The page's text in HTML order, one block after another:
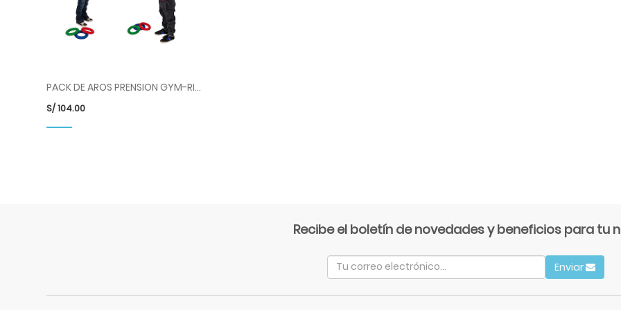
PACK DE AROS PRENSION GYM-RING 18 CM DIAM X 4 PZS COD 80.93 LDP
S/104.00
Recibe el boletín de novedades y beneficios para tu
Enviar